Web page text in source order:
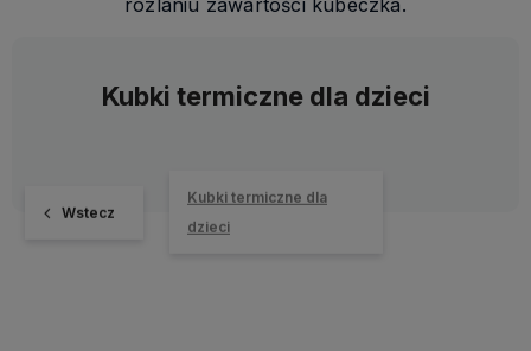
Kubki termiczne dla dzieci
Wstecz
Kubki termiczne dla
dzieci